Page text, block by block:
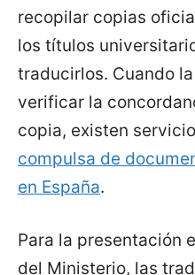
recopilar copias
los títulos
traducirlos. Cuando
verificar la
copia, existen
compulsa de
en España.
Para la presentación
del Ministerio, las